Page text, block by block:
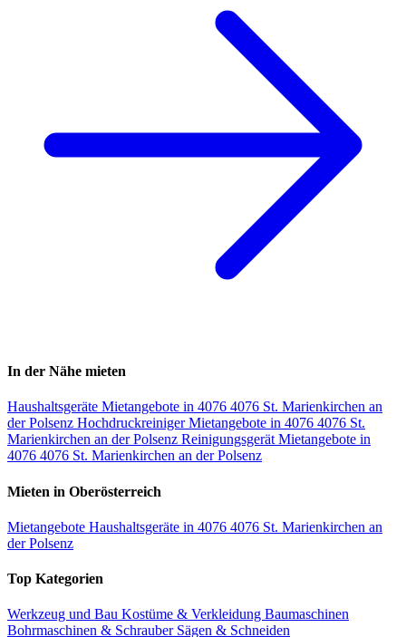
In der Nähe mieten
Haushaltsgeräte Mietangebote in 4076 4076 St. Marienkirchen an
der Polsenz Hochdruckreiniger Mietangebote in 4076 4076 St.
Marienkirchen an der Polsenz Reinigungsgerät Mietangebote in
4076 4076 St. Marienkirchen an der Polsenz
Mieten in Oberösterreich
Mietangebote Haushaltsgeräte in 4076 4076 St. Marienkirchen an
der Polsenz
Top Kategorien
Werkzeug und Bau Kostüme & Verkleidung Baumaschinen
Bohrmaschinen & Schrauber Sägen & Schneiden